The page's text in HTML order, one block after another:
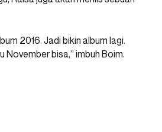
2016. Jadi bikin album lagi.
bisa,” imbuh Boim.